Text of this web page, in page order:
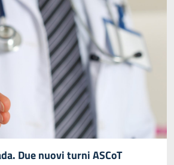
Due nuovi turni ASCoT